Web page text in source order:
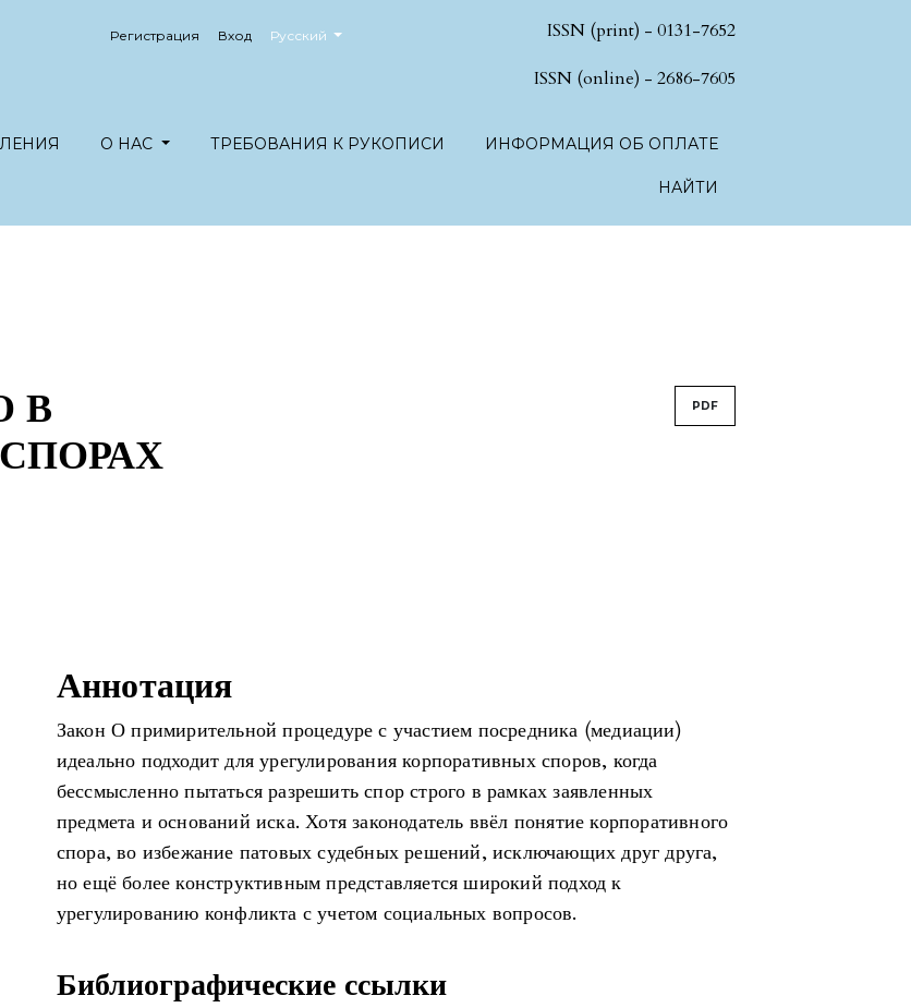
Регистрация Вход ##plugins.themes.healthSciences.language.toggle##
Русский
ISSN (print) - 0131-7652
ISSN (online) - 2686-7605
О НАС ТРЕБОВАНИЯ К РУКОПИСИ ИНФОРМАЦИЯ ОБ ОПЛАТЕ
НАЙТИ
В
PDF
Аннотация
Закон О примирительной процедуре с участием посредника (медиации)
идеально подходит для урегулирования корпоративных споров, когда
бессмысленно пытаться разрешить спор строго в рамках заявленных
предмета и оснований иска. Хотя законодатель ввёл понятие корпоративного
спора, во избежание патовых судебных решений, исключающих друг друга,
но ещё более конструктивным представляется широкий подход к
урегулированию конфликта с учетом социальных вопросов.
Библиографические ссылки